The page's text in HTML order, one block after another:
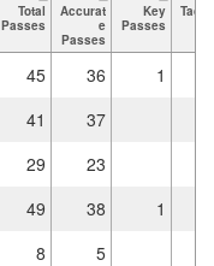
Total
Passes
Accurat
e
Passes
Key
Passes
45 36
1
41
37
29
23
49 38
1
8
5